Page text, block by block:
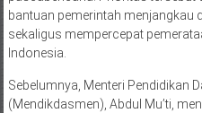
bantuan pemerintah menjangkau
sekaligus mempercepat
Indonesia.
Sebelumnya, Menteri Pendidikan
(Mendikdasmen), Abdul Mu’ti,